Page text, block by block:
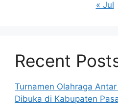
« Jul
Recent
Turnamen Olahraga
Dibuka di Kabupaten